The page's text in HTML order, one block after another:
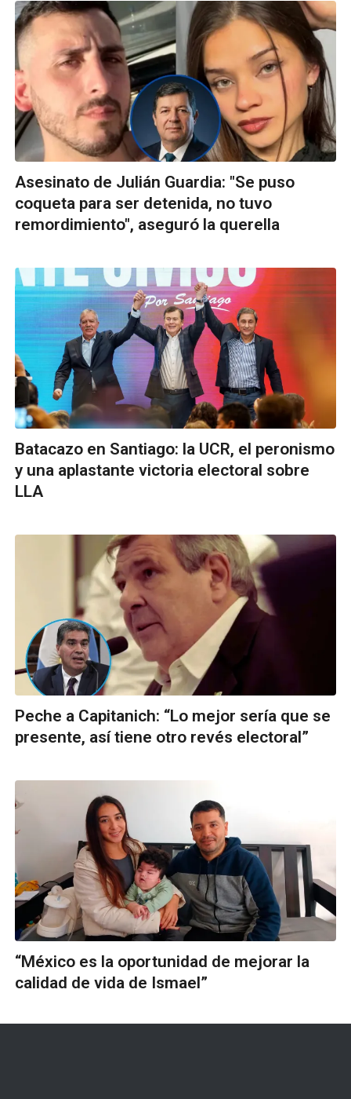
Asesinato de Julián Guardia: "Se puso
coqueta para ser detenida, no tuvo
remordimiento", aseguró la querella
Batacazo en Santiago: la UCR, el peronismo
y una aplastante victoria electoral sobre
LLA
Peche a Capitanich: “Lo mejor sería que se
presente, así tiene otro revés electoral”
“México es la oportunidad de mejorar la
calidad de vida de Ismael”